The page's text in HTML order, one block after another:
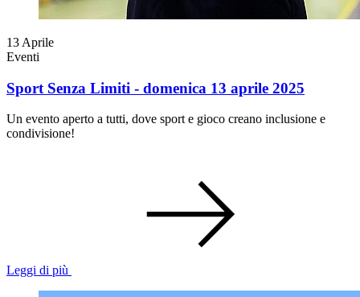
13 Aprile
Eventi
Sport Senza Limiti - domenica 13 aprile 2025
Un evento aperto a tutti, dove sport e gioco creano inclusione e
condivisione!
Leggi di più